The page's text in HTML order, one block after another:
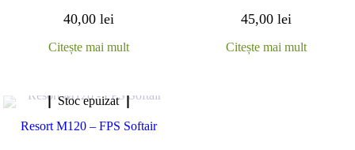
40,00 lei
Citește mai mult
45,00lei
Citește mai mult
Stoc epuizat
Resort M120 – FPS Softair